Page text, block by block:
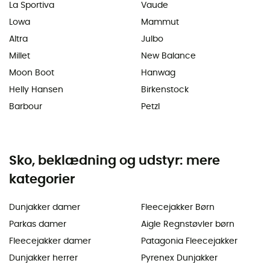
La Sportiva
Lowa
Altra
Millet
Moon Boot
Helly Hansen
Barbour
Vaude
Mammut
Julbo
New Balance
Hanwag
Birkenstock
Petzl
Sko, beklædning og udstyr: mere
kategorier
Dunjakker damer
Parkas damer
Fleecejakker damer
Dunjakker herrer
Fleecejakker Børn
Aigle Regnstøvler børn
Patagonia Fleecejakker
Pyrenex Dunjakker